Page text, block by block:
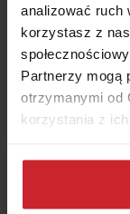
analizować ruch
korzystasz z
Partnerzy mogą
otrzymanymi od
korzystania z ich
Dowiedz się
można się z
przetwarzamy
Jakie są
we Włoszech?
Jakie są